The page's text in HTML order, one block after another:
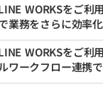
WORKSをご利
業務をさらに効率化
WORKSをご利
ワークフロー連携